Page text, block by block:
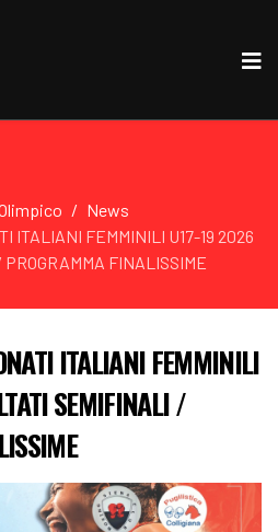
News
ITALIANI FEMMINILI U17-19 2026
FINALISSIME
ITALIANI FEMMINILI
SEMIFINALI /